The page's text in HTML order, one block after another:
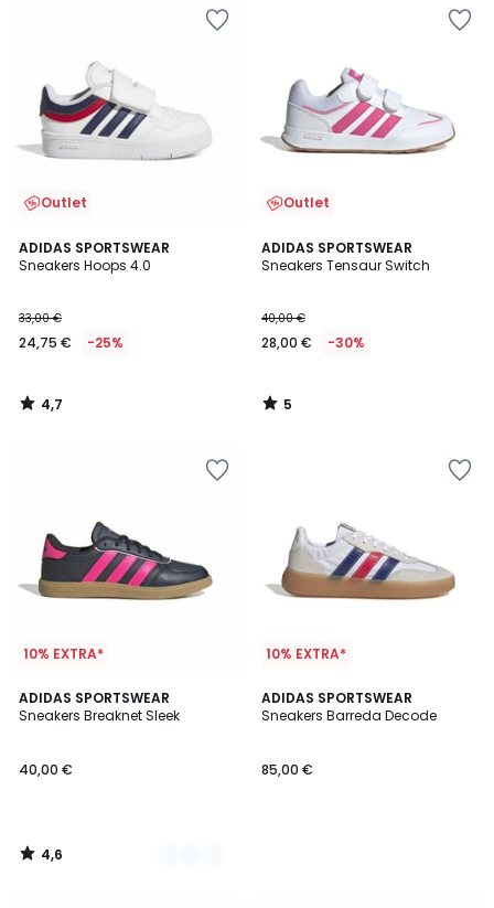
Outlet
ADIDAS SPORTSWEAR
Sneakers Hoops 4.0
33,00 €
24,75 € -25%
4,7
/ 5
4,7
/
Outlet
ADIDAS SPORTSWEAR
Sneakers Tensaur Switch
40,00 €
28,00 € -30%
5
/
5
/
10% EXTRA*
ADIDAS SPORTSWEAR
Sneakers Breaknet Sleek
40,00 €
4,6
/ 5
2
Kleuren
4,6
/
10% EXTRA*
ADIDAS SPORTSWEAR
Sneakers Barreda Decode
85,00 €